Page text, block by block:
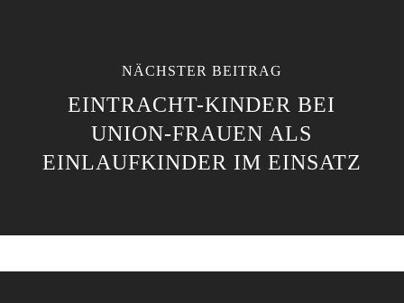
NÄCHSTER BEITRAG
EINTRACHT-KINDER BEI
UNION-FRAUEN ALS
EINLAUFKINDER IM EINSATZ